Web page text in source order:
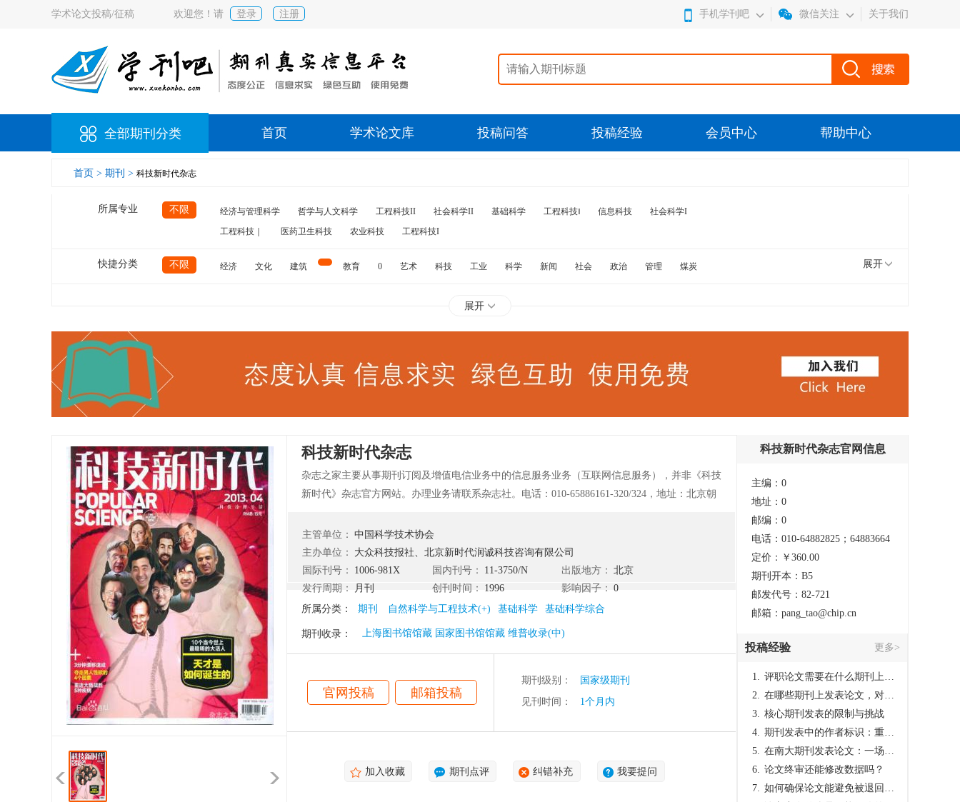
学术论文投稿/征稿 欢迎您！请 登录 注册 手机学刊吧 微信关注 关于我们
全部期刊分类 首页 学术论文库 投稿问答 投稿经验 会员中心 帮助中心
首页 > 期刊 > 科技新时代杂志
所属专业 不限 经济与管理科学 哲学与人文科学 工程科技II 社会科学II 基础科学 工程科技‖ 信息科技
社会科学I
工程科技｜
医药卫生科技 农业科技 工程科技I
快捷分类 不限 经济 文化 建筑 教育 0 艺术 科技 工业 科学 新闻 社会 政治 管理
煤炭
展开
展开
科技新时代杂志
杂志之家主要从事期刊订阅及增值电信业务中的信息服务业务（互联网信息服务），并非《科技
新时代》杂志官方网站。办理业务请联系杂志社。电话：010-65886161-320/324，地址：北京朝
总署批准，由中国科协主管，大众科技报社、北京新时代润诚科技咨询有限公司主办，是目前欧
美地区、也是全球销量第一的应用科技新知与现代生活信息杂志。 《科技新时代》80%以上图
文直接引进英文原版素材并同步报道。科技新时代(populars cience)中文版杂志是读者了解国际科
技新动态和新趋势的窗口。长期以来，科学技术的发展一直对中国的经济发展和人民生活产生着
巨大和深远的影响。本刊自创刊之日起，一直在为推动中国科学技术的快速发展而努力，我们将
主管单位： 中国科学技术协会
主办单位：
大众科技报社、北京新时代润诚科技咨询有限公司
国际刊号：
1006-981X 国内刊号： 11-3750/N 出版地方：
北京
发行周期：
月刊 创刊时间： 1996 影响因子：
0
所属分类：
期刊 自然科学与工程技术(+) 基础科学 基础科学综合
期刊收录： 上海图书馆馆藏 国家图书馆馆藏 维普收录(中)
官网投稿 邮箱投稿
期刊级别：
国家级期刊
见刊时间：
1个月内
加入收藏 期刊点评 纠错补充 我要提问
科技新时代杂志官网信息
主编：0
地址：0
邮编：0
电话：010-64882825；64883664
定价：￥360.00
期刊开本：B5
邮发代号：82-721
邮箱：pang_tao@chip.cn
投稿经验 更多>
1. 评职论文需要在什么期刊上发表？
2. 在哪些期刊上发表论文，对考研有优势？
3. 核心期刊发表的限制与挑战
4. 期刊发表中的作者标识：重要性与实践
5. 在南大期刊发表论文：一场知识探索与学术成就的旅程
6. 论文终审还能修改数据吗？
7. 如何确保论文能避免被退回：关键条件与策略